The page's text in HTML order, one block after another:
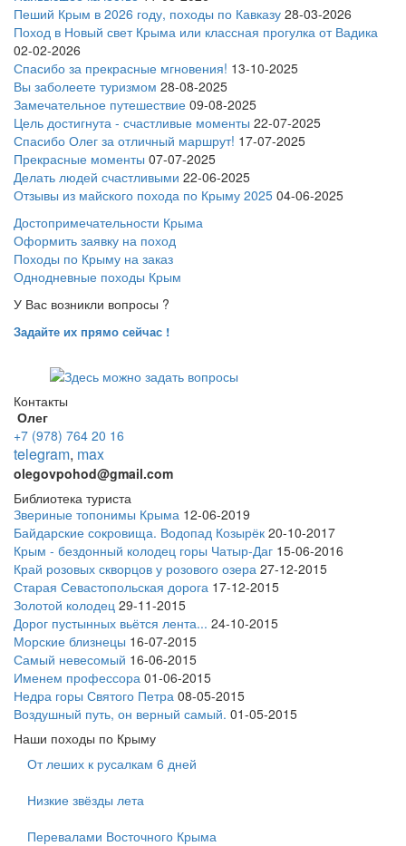
Пеший Крым в 2026 году, походы по Кавказу 28-03-2026
Поход в Новый свет Крыма или классная прогулка от Вадика
02-02-2026
Спасибо за прекрасные мгновения! 13-10-2025
Вы заболеете туризмом 28-08-2025
Замечательное путешествие 09-08-2025
Цель достигнута - счастливые моменты 22-07-2025
Спасибо Олег за отличный маршрут! 17-07-2025
Прекрасные моменты 07-07-2025
Делать людей счастливыми 22-06-2025
Отзывы из майского похода по Крыму 2025 04-06-2025
Достопримечательности Крыма
Оформить заявку на поход
Походы по Крыму на заказ
Однодневные походы Крым
У Вас возникли вопросы ?
Задайте их прямо сейчас !
Контакты
Олег
+7 (978) 764 20 16
telegram, max
olegovpohod@gmail.com
Библиотека туриста
Звериные топонимы Крыма 12-06-2019
Байдарские сокровища. Водопад Козырёк 20-10-2017
Крым - бездонный колодец горы Чатыр-Даг 15-06-2016
Край розовых скворцов у розового озера 27-12-2015
Старая Севастопольская дорога 17-12-2015
Золотой колодец 29-11-2015
Дорог пустынных вьётся лента... 24-10-2015
Морские близнецы 16-07-2015
Самый невесомый 16-06-2015
Именем профессора 01-06-2015
Недра горы Святого Петра 08-05-2015
Воздушный путь, он верный самый. 01-05-2015
Наши походы по Крыму
От леших к русалкам 6 дней
Низкие звёзды лета
Перевалами Восточного Крыма